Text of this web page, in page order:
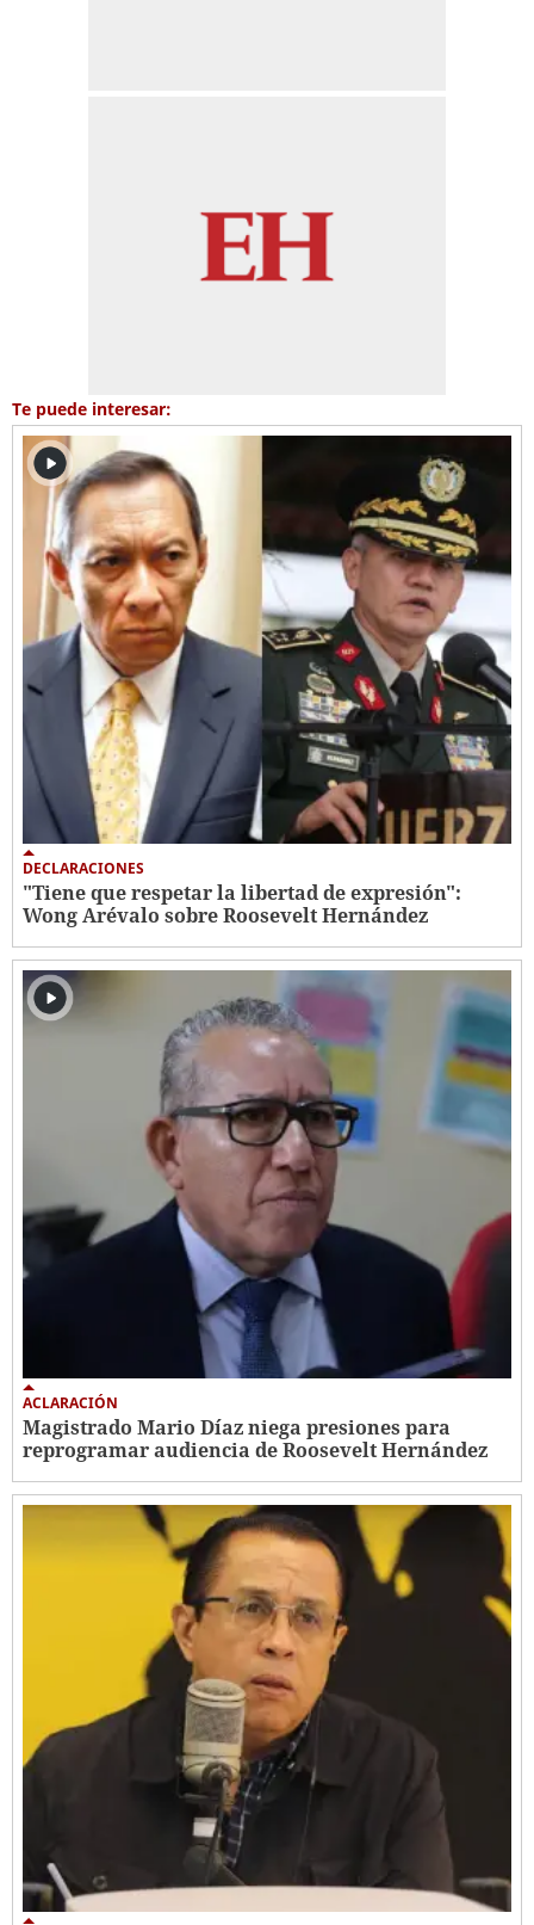
Te puede interesar:
DECLARACIONES
"Tiene que respetar la libertad de expresión":
Wong Arévalo sobre Roosevelt Hernández
ACLARACIÓN
Magistrado Mario Díaz niega presiones para
reprogramar audiencia de Roosevelt Hernández